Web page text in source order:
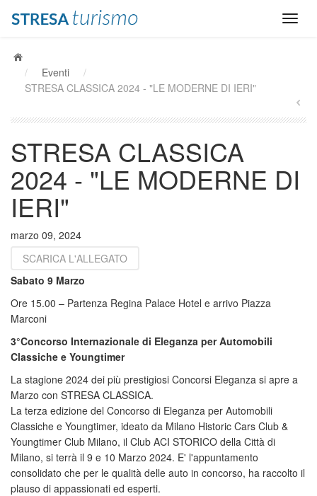
/ Eventi
/
STRESA CLASSICA 2024 - "LE MODERNE DI IERI"
STRESA CLASSICA
2024 - "LE MODERNE DI
IERI"
marzo 09, 2024
SCARICA L'ALLEGATO
Sabato 9 Marzo
Ore 15.00 – Partenza Regina Palace Hotel e arrivo Piazza
Marconi
3°Concorso Internazionale di Eleganza per Automobili
Classiche e Youngtimer
La stagione 2024 dei più prestigiosi Concorsi Eleganza si apre a
Marzo con STRESA CLASSICA.
La terza edizione del Concorso di Eleganza per Automobili
Classiche e Youngtimer, ideato da Milano Historic Cars Club &
Youngtimer Club Milano, il Club ACI STORICO della Città di
Milano, si terrà il 9 e 10 Marzo 2024. E' l'appuntamento
consolidato che per le qualità delle auto in concorso, ha raccolto il
plauso di appassionati ed esperti.